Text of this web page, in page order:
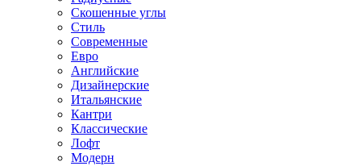
Скошенные углы
Стиль
Современные
Евро
Английские
Дизайнерские
Итальянские
Кантри
Классические
Лофт
Модерн